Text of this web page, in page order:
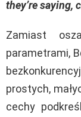
they’re saying,
Zamiast
parametrami,
prostych,
cechy